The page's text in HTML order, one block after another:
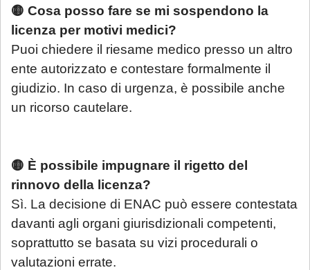
🟡 Cosa posso fare se mi sospendono la
licenza per motivi medici?
Puoi chiedere il riesame medico presso un altro
ente autorizzato e contestare formalmente il
giudizio. In caso di urgenza, è possibile anche
un ricorso cautelare.
🟡 È possibile impugnare il rigetto del
rinnovo della licenza?
Sì. La decisione di ENAC può essere contestata
davanti agli organi giurisdizionali competenti,
soprattutto se basata su vizi procedurali o
valutazioni errate.
sarà calendarizzato in base alla disponibilità
dei professionisti, in relazione all'urgenza
della questione posta. Se interessato, si
invita a mandare una mail con richiesta di
prenotazione.
casistiche:
avviso di conclusione delle indagini ex
art. 415-bis c.p.p.;
ricorsi, memorie e osservazioni con
termine di scadenza ricadente nel
periodo di chiusura,